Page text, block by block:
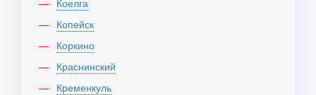
Коелга
Копейск
Коркино
Краснинский
Кременкуль